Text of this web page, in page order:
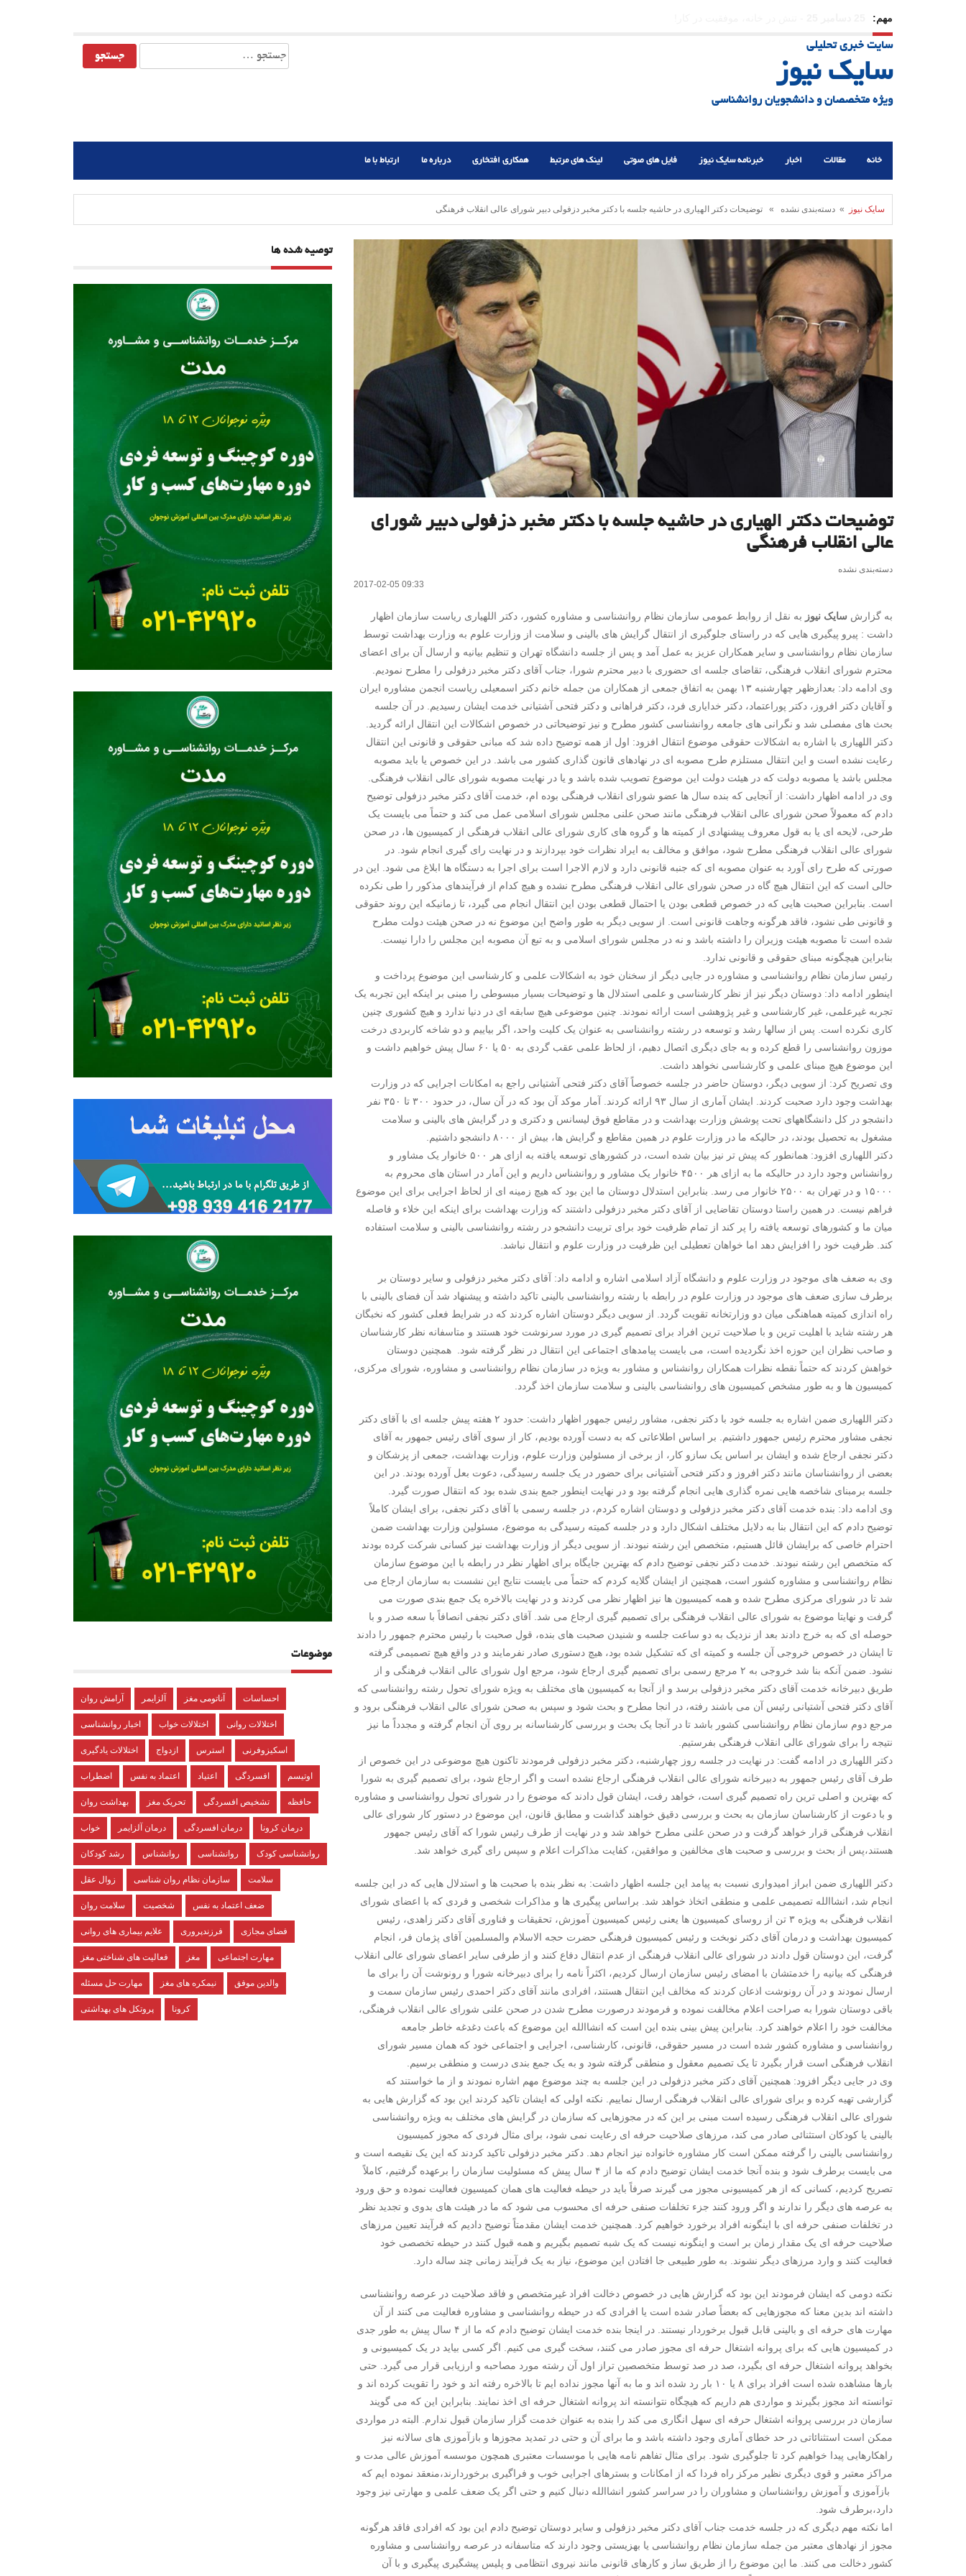
مهم:
21 دسامبر 25
سایت خبری تحلیلی
سایک نیوز
ویژه متخصصان و دانشجویان روانشناسی
جستجو
برای:
خانه مقالات اخبار خبرنامه سایک نیوز فایل های صوتی لینک های مرتبط همکاری افتخاری درباره ما ارتباط با ما
سایک نیوز » دسته‌بندی نشده » توضیحات دکتر الهیاری در حاشیه جلسه با دکتر مخبر دزفولی دبیر شورای عالی انقلاب فرهنگی
توضیحات دکتر الهیاری در حاشیه جلسه با دکتر مخبر دزفولی دبیر شورای
عالی انقلاب فرهنگی
دسته‌بندی نشده
2017-02-05 09:33
به گزارش سایک نیوز به نقل از روابط عمومی سازمان نظام روانشناسی و مشاوره کشور، دکتر اللهیاری ریاست سازمان اظهار
داشت : پیرو پیگیری هایی که در راستای جلوگیری از انتقال گرایش های بالینی و سلامت از وزارت علوم به وزارت بهداشت توسط
سازمان نظام روانشناسی و سایر همکاران عزیز به عمل آمد و پس از جلسه دانشگاه تهران و تنظیم بیانیه و ارسال آن برای اعضای
محترم شورای انقلاب فرهنگی، تقاضای جلسه ای حضوری با دبیر محترم شورا، جناب آقای دکتر مخبر دزفولی را مطرح نمودیم.
وی ادامه داد: بعدازظهر چهارشنبه ۱۳ بهمن به اتفاق جمعی از همکاران من جمله خانم دکتر اسمعیلی ریاست انجمن مشاوره ایران
و آقایان دکتر افروز، دکتر پوراعتماد، دکتر خدایاری فرد، دکتر فراهانی و دکتر فتحی آشتیانی خدمت ایشان رسیدیم. در آن جلسه
بحث های مفصلی شد و نگرانی های جامعه روانشناسی کشور مطرح و نیز توضیحاتی در خصوص اشکالات این انتقال ارائه گردید.
دکتر اللهیاری با اشاره به اشکالات حقوقی موضوع انتقال افزود: اول از همه توضیح داده شد که مبانی حقوقی و قانونی این انتقال
رعایت نشده است و این انتقال مستلزم طرح مصوبه ای در نهادهای قانون گذاری کشور می باشد. در این خصوص یا باید مصوبه
مجلس باشد یا مصوبه دولت که در هیئت دولت این موضوع تصویب شده باشد و یا در نهایت مصوبه شورای عالی انقلاب فرهنگی.
وی در ادامه اظهار داشت: از آنجایی که بنده سال ها عضو شورای انقلاب فرهنگی بوده ام، خدمت آقای دکتر مخبر دزفولی توضیح
دادم که معمولاً صحن شورای عالی انقلاب فرهنگی مانند صحن علنی مجلس شورای اسلامی عمل می کند و حتماً می بایست یک
طرحی، لایحه ای یا به قول معروف پیشنهادی از کمیته ها و گروه های کاری شورای عالی انقلاب فرهنگی از کمیسیون ها، در صحن
شورای عالی انقلاب فرهنگی مطرح شود، موافق و مخالف به ایراد نظرات خود بپردازند و در نهایت رای گیری انجام شود. در
صورتی که طرح رای آورد به عنوان مصوبه ای که جنبه قانونی دارد و لازم الاجرا است برای اجرا به دستگاه ها ابلاغ می شود. این در
حالی است که این انتقال هیچ گاه در صحن شورای عالی انقلاب فرهنگی مطرح نشده و هیچ کدام از فرآیندهای مذکور را طی نکرده
است. بنابراین صحبت هایی که در خصوص قطعی بودن یا احتمال قطعی بودن این انتقال انجام می گیرد، تا زمانیکه این روند حقوقی
و قانونی طی نشود، فاقد هرگونه وجاهت قانونی است. از سویی دیگر به طور واضح این موضوع نه در صحن هیئت دولت مطرح
شده است تا مصوبه هیئت وزیران را داشته باشد و نه در مجلس شورای اسلامی و به تبع آن مصوبه این مجلس را دارا نیست.
بنابراین هیچگونه مبنای حقوقی و قانونی ندارد.
رئیس سازمان نظام روانشناسی و مشاوره در جایی دیگر از سخنان خود به اشکالات علمی و کارشناسی این موضوع پرداخت و
اینطور ادامه داد: دوستان دیگر نیز از نظر کارشناسی و علمی استدلال ها و توضیحات بسیار مبسوطی را مبنی بر اینکه این تجربه یک
تجربه غیرعلمی، غیر کارشناسی و غیر پژوهشی است ارائه نمودند. چنین موضوعی هیچ سابقه ای در دنیا ندارد و هیچ کشوری چنین
کاری نکرده است. پس از سالها رشد و توسعه در رشته روانشناسی به عنوان یک کلیت واحد، اگر بیاییم و دو شاخه کاربردی درخت
موزون روانشناسی را قطع کرده و به جای دیگری اتصال دهیم، از لحاظ علمی عقب گردی به ۵۰ یا ۶۰ سال پیش خواهیم داشت و
این موضوع هیچ مبنای علمی و کارشناسی نخواهد داشت.
وی تصریح کرد: از سویی دیگر، دوستان حاضر در جلسه خصوصاً آقای دکتر فتحی آشتیانی راجع به امکانات اجرایی که در وزارت
بهداشت وجود دارد صحبت کردند. ایشان آماری از سال ۹۳ ارائه کردند. آمار موکد آن بود که در آن سال، در حدود ۳۰۰ تا ۳۵۰ نفر
دانشجو در کل دانشگاههای تحت پوشش وزارت بهداشت و در مقاطع فوق لیسانس و دکتری و در گرایش های بالینی و سلامت
مشغول به تحصیل بودند، در حالیکه ما در وزارت علوم در همین مقاطع و گرایش ها، بیش از ۸۰۰۰ دانشجو داشتیم.
دکتر اللهیاری افزود: همانطور که پیش تر نیز بیان شده است، در کشورهای توسعه یافته به ازای هر ۵۰۰ خانوار یک مشاور و
روانشناس وجود دارد در حالیکه ما به ازای هر ۴۵۰۰ خانوار یک مشاور و روانشناس داریم و این آمار در استان های محروم به
۱۵۰۰۰ و در تهران به ۲۵۰۰ خانوار می رسد. بنابراین استدلال دوستان ما این بود که هیچ زمینه ای از لحاظ اجرایی برای این موضوع
فراهم نیست. در همین راستا دوستان تقاضایی از آقای دکتر مخبر دزفولی داشتند که وزارت بهداشت برای اینکه این خلاء و فاصله
میان ما و کشورهای توسعه یافته را پر کند از تمام ظرفیت خود برای تربیت دانشجو در رشته روانشناسی بالینی و سلامت استفاده
کند. ظرفیت خود را افزایش دهد اما خواهان تعطیلی این ظرفیت در وزارت علوم و انتقال نباشد.
وی به ضعف های موجود در وزارت علوم و دانشگاه آزاد اسلامی اشاره و ادامه داد: آقای دکتر مخبر دزفولی و سایر دوستان بر
برطرف سازی ضعف های موجود در وزارت علوم در رابطه با رشته روانشناسی بالینی تاکید داشته و پیشنهاد شد آن فضای بالینی با
راه اندازی کمیته هماهنگی میان دو وزارتخانه تقویت گردد. از سویی دیگر دوستان اشاره کردند که در شرایط فعلی کشور که نخبگان
هر رشته شاید با اهلیت ترین و با صلاحیت ترین افراد برای تصمیم گیری در مورد سرنوشت خود هستند و متاسفانه نظر کارشناسان
و صاحب نظران این حوزه اخذ نگردیده است، می بایست پیامدهای اجتماعی این انتقال در نظر گرفته شود. همچنین دوستان
خواهش کردند که حتماً نقطه نظرات همکاران روانشناس و مشاور به ویژه در سازمان نظام روانشناسی و مشاوره، شورای مرکزی،
کمیسیون ها و به طور مشخص کمیسیون های روانشناسی بالینی و سلامت سازمان اخذ گردد.
دکتر اللهیاری ضمن اشاره به جلسه خود با دکتر نجفی، مشاور رئیس جمهور اظهار داشت: حدود ۲ هفته پیش جلسه ای با آقای دکتر
نجفی مشاور محترم رئیس جمهور داشتیم. بر اساس اطلاعاتی که به دست آورده بودیم، کار از سوی آقای رئیس جمهور به آقای
دکتر نجفی ارجاع شده و ایشان بر اساس یک سازو کار، از برخی از مسئولین وزارت علوم، وزارت بهداشت، جمعی از پزشکان و
بعضی از روانشناسان مانند دکتر افروز و دکتر فتحی آشتیانی برای حضور در یک جلسه رسیدگی، دعوت بعل آورده بودند. در این
جلسه برمبنای شاخصه هایی نمره گذاری هایی انجام گرفته بود و در نهایت اینطور جمع بندی شده بود که انتقال صورت گیرد.
وی ادامه داد: بنده خدمت آقای دکتر مخبر دزفولی و دوستان اشاره کردم، در جلسه رسمی با آقای دکتر نجفی، برای ایشان کاملاً
توضیح دادم که این انتقال بنا به دلایل مختلف اشکال دارد و در جلسه کمیته رسیدگی به موضوع، مسئولین وزارت بهداشت ضمن
احترام خاصی که برایشان قائل هستیم، متخصص این رشته نبودند. از سویی دیگر از وزارت بهداشت نیز کسانی شرکت کرده بودند
که متخصص این رشته نبودند. خدمت دکتر نجفی توضیح دادم که بهترین جایگاه برای اظهار نظر در رابطه با این موضوع سازمان
نظام روانشناسی و مشاوره کشور است، همچنین از ایشان گلایه کردم که حتماً می بایست نتایج این نشست به سازمان ارجاع می
شد تا در شورای مرکزی مطرح شده و همه کمیسیون ها نیز اظهار نظر می کردند و در نهایت بالاخره یک جمع بندی صورت می
گرفت و نهایتا موضوع به شورای عالی انقلاب فرهنگی برای تصمیم گیری ارجاع می شد. آقای دکتر نجفی انصافاً با سعه صدر و با
حوصله ای که به خرج دادند بعد از نزدیک به دو ساعت جلسه و شنیدن صحبت های بنده، قول صحبت با رئیس محترم جمهور را دادند
تا ایشان در خصوص خروجی آن جلسه و کمیته ای که تشکیل شده بود، هیچ دستوری صادر نفرمایند و در واقع هیچ تصمیمی گرفته
نشود. ضمن آنکه بنا شد خروجی به ۲ مرجع رسمی برای تصمیم گیری ارجاع شود، مرجع اول شورای عالی انقلاب فرهنگی و از
طریق دبیرخانه خدمت آقای دکتر مخبر دزفولی برسد و از آنجا به کمیسیون های مختلف به ویژه شورای تحول رشته روانشناسی که
آقای دکتر فتحی آشتیانی رئیس آن می باشند رفته، در انجا مطرح و بحث شود و سپس به صحن شورای عالی انقلاب فرهنگی برود و
مرجع دوم سازمان نظام روانشناسی کشور باشد تا در آنجا یک بحث و بررسی کارشناسانه بر روی آن انجام گرفته و مجدداً ما نیز
نتیجه را برای شورای عالی انقلاب فرهنگی بفرستیم.
دکتر اللهیاری در ادامه گفت: در نهایت در جلسه روز چهارشنبه، دکتر مخبر دزفولی فرمودند تاکنون هیچ موضوعی در این خصوص از
طرف آقای رئیس جمهور به دبیرخانه شورای عالی انقلاب فرهنگی ارجاع نشده است و اگر ارجاع شود، برای تصمیم گیری به شورا
که بهترین و اصلی ترین راه تصمیم گیری است، خواهد رفت، ایشان قول دادند که موضوع را در شورای تحول روانشناسی و مشاوره
و با دعوت از کارشناسان سازمان به بحث و بررسی دقیق خواهند گذاشت و مطابق قانون، این موضوع در دستور کار شورای عالی
انقلاب فرهنگی قرار خواهد گرفت و در صحن علنی مطرح خواهد شد و در نهایت از طرف رئیس شورا که آقای رئیس جمهور
هستند،پس از بحث و بررسی و صحبت های مخالفین و موافقین، کفایت مذاکرات اعلام و سپس رای گیری خواهد شد.
دکتر اللهیاری ضمن ابراز امیدواری نسبت به پیامد این جلسه اظهار داشت: به نظر بنده با صحبت ها و استدلال هایی که در این جلسه
انجام شد، انشاالله تصمیمی علمی و منطقی اتخاذ خواهد شد. براساس پیگیری ها و مذاکرات شخصی و فردی که با اعضای شورای
انقلاب فرهنگی به ویژه ۳ تن از روسای کمیسیون ها یعنی رئیس کمیسیون آموزش، تحقیقات و فناوری آقای دکتر زاهدی، رئیس
کمیسیون بهداشت و درمان آقای دکتر نوبخت و رئیس کمیسیون فرهنگی حضرت حجه الاسلام والمسلمین آقای پژمان فر، انجام
گرفت، این دوستان قول دادند در شورای عالی انقلاب فرهنگی از عدم انتقال دفاع کنند و از طرفی سایر اعضای شورای عالی انقلاب
فرهنگی که بیانیه را خدمتشان با امضای رئیس سازمان ارسال کردیم، اکثراً نامه را برای دبیرخانه شورا و رونوشت آن را برای ما
ارسال نمودند و در آن رونوشت اذعان کردند که مخالف این انتقال هستند، افرادی مانند آقای دکتر احمدی رئیس سازمان سمت و
باقی دوستان شورا به صراحت اعلام مخالفت نموده و فرمودند درصورت مطرح شدن در صحن علنی شورای عالی انقلاب فرهنگی،
مخالفت خود را اعلام خواهند کرد. بنابراین پیش بینی بنده این است که انشاالله این موضوع که باعث دغدغه خاطر جامعه
روانشناسی و مشاوره کشور شده است در مسیر حقوقی، قانونی، کارشناسی، اجرایی و اجتماعی خود که همان مسیر شورای
انقلاب فرهنگی است قرار بگیرد تا یک تصمیم معقول و منطقی گرفته شود و به یک جمع بندی درست و منطقی برسیم.
وی در جایی دیگر افزود: همچنین آقای دکتر مخبر دزفولی در این جلسه به چند موضوع مهم اشاره نمودند و از ما خواستند که
گزارشی تهیه کرده و برای شورای عالی انقلاب فرهنگی ارسال نماییم. نکته اولی که ایشان تاکید کردند این بود که گزارش هایی به
شورای عالی انقلاب فرهنگی رسیده است مبنی بر این که در مجوزهایی که سازمان در گرایش های مختلف به ویژه روانشناسی
بالینی یا کودکان استثنائی صادر می کند، مرزهای صلاحیت حرفه ای رعایت نمی شود، برای مثال فردی که مجوز کمیسیون
روانشناسی بالینی را گرفته ممکن است کار مشاوره خانواده نیز انجام دهد. دکتر مخبر دزفولی تاکید کردند که این یک نقیصه است و
می بایست برطرف شود و بنده آنجا خدمت ایشان توضیح دادم که ما از ۴ سال پیش که مسئولیت سازمان را برعهده گرفتیم، کاملاً
تصریح کردیم، کسانی که از هر کمیسیونی مجوز می گیرند صرفاً باید در حیطه فعالیت های همان کمیسیون فعالیت نموده و حق ورود
به عرصه های دیگر را ندارند و اگر ورود کنند جزء تخلفات صنفی حرفه ای محسوب می شود که ما در هیئت های بدوی و تجدید نظر
در تخلفات صنفی حرفه ای با اینگونه افراد برخورد خواهیم کرد. همچنین خدمت ایشان مقدمتاً توضیح دادیم که فرآیند تعیین مرزهای
صلاحیت حرفه ای یک مقدار زمان بر است و اینگونه نیست که یک شبه تصمیم بگیریم و همه قبول کنند در حیطه تخصصی خود
فعالیت کنند و وارد مرزهای دیگر نشوند. به طور طبیعی جا افتادن این موضوع، نیاز به یک فرآیند زمانی چند ساله دارد.
نکته دومی که ایشان فرمودند این بود که گزارش هایی در خصوص دخالت افراد غیرمتخصص و فاقد صلاحیت در عرصه روانشناسی
داشته اند بدین معنا که مجوزهایی که بعضاً صادر شده است یا افرادی که در حیطه روانشناسی و مشاوره فعالیت می کنند از آن
مهارت های حرفه ای و بالینی قابل قبول برخوردار نیستند. در اینجا بنده خدمت ایشان توضیح دادم که ما از ۴ سال پیش به طور جدی
در کمیسیون هایی که برای پروانه اشتغال حرفه ای مجوز صادر می کنند، سخت گیری می کنیم. اگر کسی بیاید در یک کمیسیونی و
بخواهد پروانه اشتغال حرفه ای بگیرد، صد در صد توسط متخصصین تراز اول آن رشته مورد مصاحبه و ارزیابی قرار می گیرد. حتی
بارها مشاهده شده است افراد برای ۸ یا ۱۰ بار رد شده اند و ما به آنها مجوز نداده ایم تا بالاخره رفته اند و خود را تقویت کرده اند و
توانسته اند مجوز بگیرند و مواردی هم داریم که هیچگاه نتوانسته اند پروانه اشتغال حرفه ای اخذ نمایند. بنابراین این که می گویند
سازمان در بررسی پروانه اشتغال حرفه ای سهل انگاری می کند را بنده به عنوان خدمت گزار سازمان قبول ندارم. البته در مواردی
ممکن است استثنائاتی در حد خطای آماری وجود داشته باشد و ما برای آن و حتی در تمدید مجوزها و بازآموزی های سالانه نیز
راهکارهایی پیدا خواهیم کرد تا جلوگیری شود. برای مثال تفاهم نامه هایی با موسسات معتبری همچون موسسه آموزش عالی مدت و
مراکز معتبر و قوی دیگری نظیر مرکز راه فردا که از امکانات و بسترهای اجرایی خوب و فراگیری برخوردارند،منعقد نموده ایم که
بازآموزی و آموزش روانشناسان و مشاوران را در سراسر کشور انشاالله دنبال کنیم و حتی اگر یک ضعف علمی و مهارتی نیز وجود
دارد،برطرف شود.
اما نکته مهم دیگری که در جلسه خدمت جناب آقای دکتر مخبر دزفولی و سایر دوستان توضیح دادم این بود که افرادی فاقد هرگونه
مجوز از نهادهای معتبر من جمله سازمان نظام روانشناسی یا بهزیستی وجود دارند که متاسفانه در عرصه روانشناسی و مشاوره
کشور دخالت می کنند. ما این موضوع را از طریق ساز و کارهای قانونی مانند نیروی انتظامی و پلیس پیشگیری پیگیری و با آن
توصیه شده ها
موضوعات
آرامش روان آلزایمر آناتومی مغز احساسات
اخبار روانشناسی اختلالات خواب اختلالات روانی
اختلالات یادگیری ازدواج استرس اسکیزوفرنی
اضطراب اعتماد به نفس اعتیاد افسردگی اوتیسم
بهداشت روان تحریک مغز تشخیص افسردگی حافظه
خواب درمان آلزایمر درمان افسردگی درمان کرونا
رشد کودکان روانشناس روانشناسی روانشناسی کودک
زوال عقل سازمان نظام روان شناسی سلامت
سلامت روان شخصیت ضعف اعتماد به نفس
علایم بیماری های روانی فرزندپروری فضای مجازی
فعالیت های شناختی مغز مغز مهارت اجتماعی
مهارت حل مسئله نیمکره های مغز والدین موفق
پروتکل های بهداشتی کرونا